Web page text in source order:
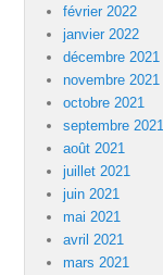
février 2022
janvier 2022
décembre 2021
novembre 2021
octobre 2021
septembre 2021
août 2021
juillet 2021
juin 2021
mai 2021
avril 2021
mars 2021